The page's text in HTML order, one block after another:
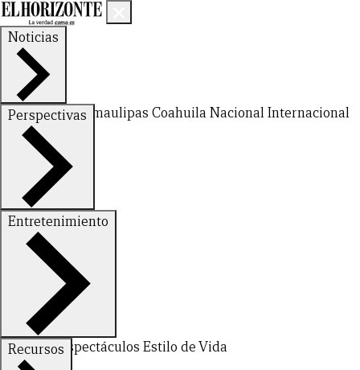
Noticias
Nuevo LeónTamaulipas Coahuila NacionalInternacional
Perspectivas
FinanzasOpinión
Entretenimiento
DeportesEspectáculos Estilo de Vida
Recursos